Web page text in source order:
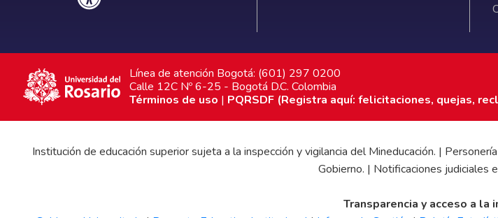
Línea de atención Bogotá: (601) 297 0200
Calle 12C Nº 6-25 - Bogotá D.C. Colombia
Términos de uso | PQRSDF (Registra aquí: felicitaciones, quejas,
Institución de educación superior sujeta a la inspección y vigilancia del Mineducación. |
Gobierno. | Notificaciones judiciales
Transparencia y acceso a la